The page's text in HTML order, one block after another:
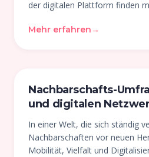
der digitalen Plattform finden
Gemüse verschenkt …
Mehr erfahren →
Nachbarschafts-
und digitalen
In einer Welt, die sich ständig
Nachbarschaften vor neuen
Mobilität, Vielfalt und